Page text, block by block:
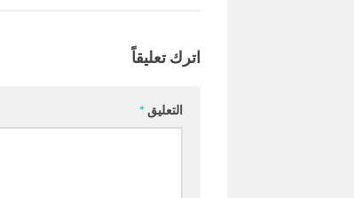
اترك تعليقاً
التعليق*